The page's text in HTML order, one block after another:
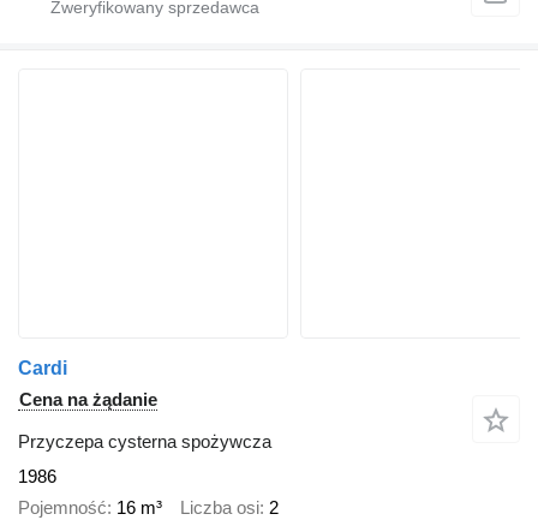
Cardi
Cena na żądanie
Przyczepa cysterna spożywcza
1986
Pojemność 16 m³ Liczba osi 2